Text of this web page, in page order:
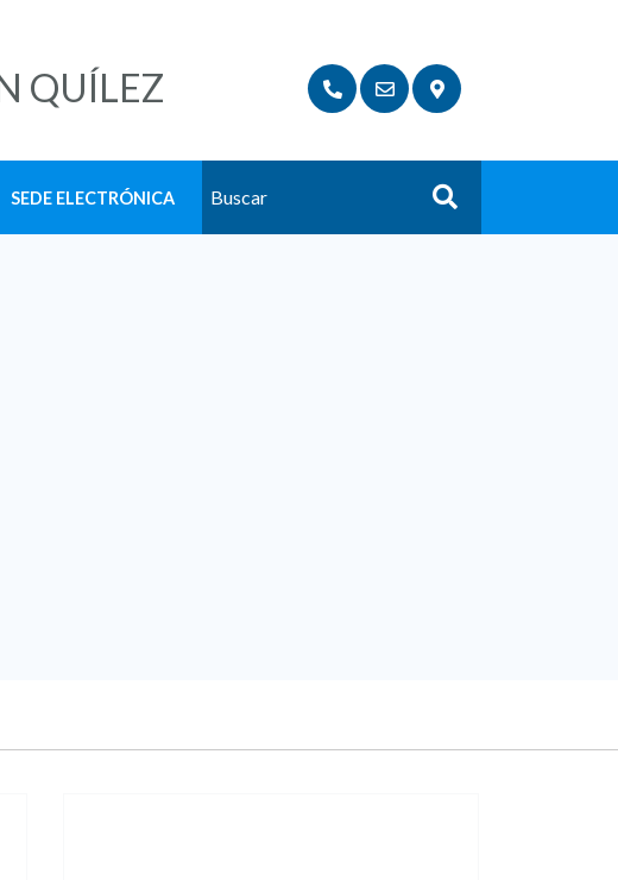
QUÍLEZ
SEDE ELECTRÓNICA Buscar